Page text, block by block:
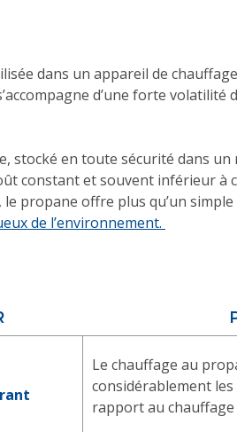
dans un appareil de
d’une forte
stocké en toute sécurité dans
constant et souvent inférieur à
propane offre plus qu’un
de l’environnement.
Le chauffage au
considérablement
rapport au chauffage